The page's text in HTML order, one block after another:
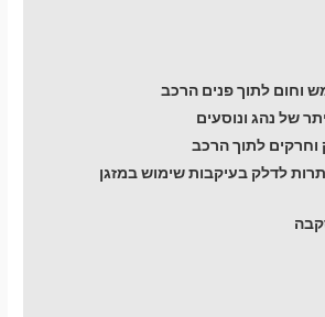
וחום לתוך פנים הרכב
של נהג ונוסעים
לתוך הרכב
לדלק בעיקבות שימוש במזגן